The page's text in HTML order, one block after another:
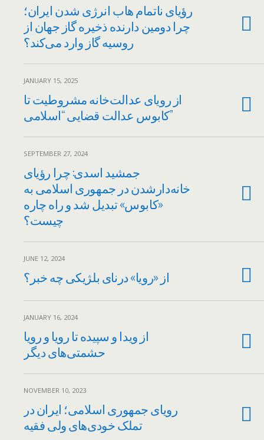
رؤیای ناتمام هاب انرژی شدن ایران؛
چرا دومین دارنده ذخیره گاز جهان از
روسیه گاز وارد می‌کند؟
JANUARY 15, 2025
از رویای عدالت‌خانه مشروطیت تا
کابوس عدالت قضایی “اسلامی”
SEPTEMBER 27, 2024
جمشید اسدی: چرا رؤیای
خانه‌دارشدن در جمهوری اسلامی به
«کابوس» تبدیل شد و راه چاره
چیست؟
JUNE 12, 2024
از «رویا» درنای بلژیکی چه خبر؟
JANUARY 16, 2024
از ویدا و سپیده تا رویا و رویا
حشمتی‌های دیگر
NOVEMBER 10, 2023
رویای جمهوری اسلامی؛ ایران در
تملک خودی‌های ولی فقیه